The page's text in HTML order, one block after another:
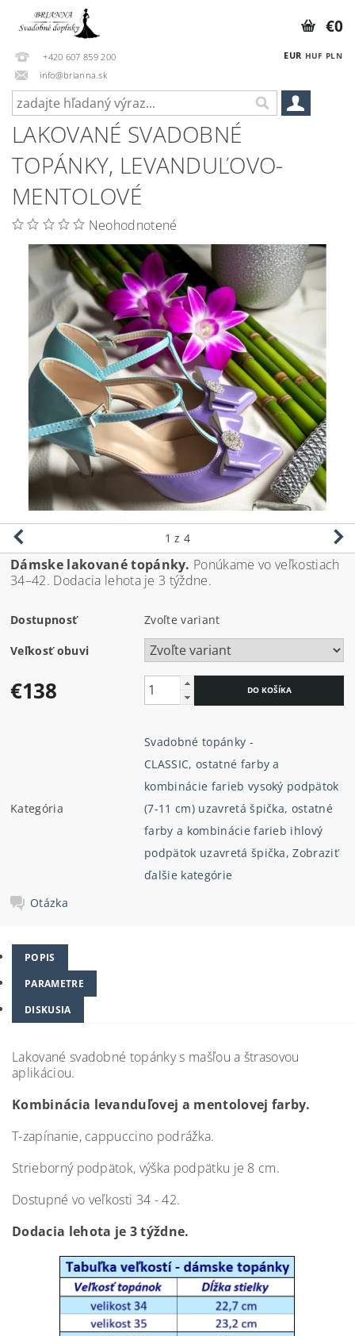
+420 607 859 200
info@brianna.sk
EUR HUF PLN
€0
LAKOVANÉ SVADOBNÉ
TOPÁNKY, LEVANDUĽOVO-
MENTOLOVÉ
Neohodnotené
1 z 4
Dámske lakované topánky. Ponúkame vo veľkostiach
34–42. Dodacia lehota je 3 týždne.
Dostupnosť Zvoľte variant
Veľkosť obuvi
€138
Kategória
Svadobné topánky -
CLASSIC, ostatné farby a
kombinácie farieb vysoký podpätok
(7-11 cm) uzavretá špička, ostatné
farby a kombinácie farieb ihlový
podpätok uzavretá špička,Zobraziť
ďalšie kategórie
Otázka
POPIS
PARAMETRE
DISKUSIA
Lakované svadobné topánky s mašľou a štrasovou
aplikáciou.
Kombinácia levanduľovej a mentolovej farby.
T-zapínanie, cappuccino podrážka.
Strieborný podpätok, výška podpätku je 8 cm.
Dostupné vo veľkosti 34 - 42.
Dodacia lehota je 3 týždne.